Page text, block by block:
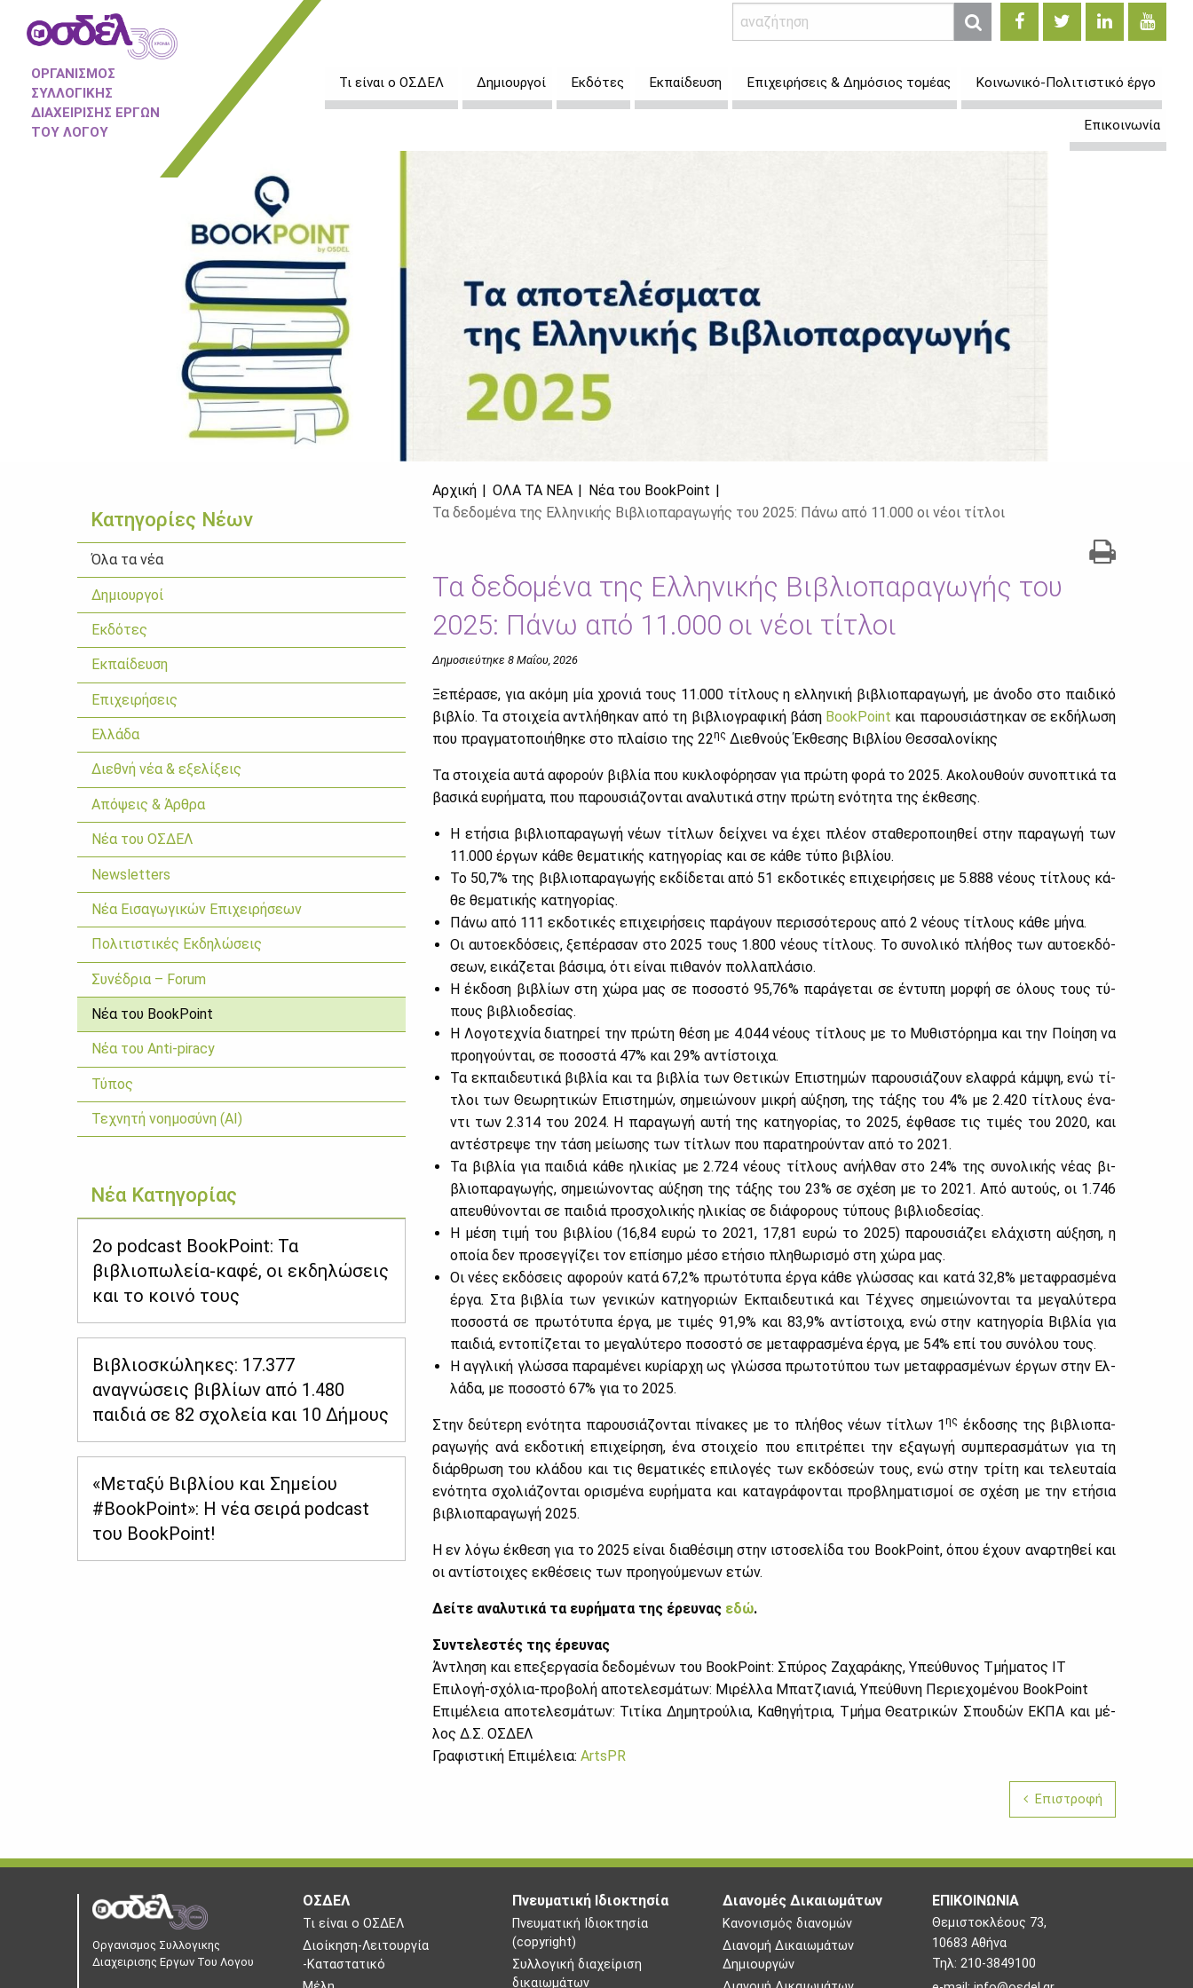
ΟΡΓΑΝΙΣΜΟΣ
ΣΥΛΛΟΓΙΚΗΣ
ΔΙΑΧΕΙΡΙΣΗΣ ΕΡΓΩΝ
ΤΟΥ ΛΟΓΟΥ
Τι είναι ο ΟΣΔΕΛ Δημιουργοί Εκδότες Εκπαίδευση Επιχειρήσεις & Δημόσιος τομέας Κοινωνικό-Πολιτιστικό έργο
Επικοινωνία
Κατηγορίες Νέων
Όλα τα νέα
Δημιουργοί
Εκδότες
Εκπαίδευση
Επιχειρήσεις
Ελλάδα
Διεθνή νέα & εξελίξεις
Απόψεις & Άρθρα
Νέα του ΟΣΔΕΛ
Newsletters
Νέα Εισαγωγικών Επιχειρήσεων
Πολιτιστικές Εκδηλώσεις
Συνέδρια – Forum
Νέα του BookPoint
Νέα του Anti-piracy
Τύπος
Τεχνητή νοημοσύνη (ΑΙ)
Νέα Κατηγορίας
2ο podcast BookPoint: Τα
βιβλιοπωλεία-καφέ, οι εκδηλώσεις
και το κοινό τους
Βιβλιοσκώληκες: 17.377
αναγνώσεις βιβλίων από 1.480
παιδιά σε 82 σχολεία και 10 Δήμους
«Μεταξύ Βιβλίου και Σημείου
#BookPoint»: Η νέα σειρά podcast
του BookPoint!
Αρχική ΌΛΑ ΤΑ ΝΈΑ
Νέα του BookPoint
Τα δεδομένα της Ελληνικής Βιβλιοπαραγωγής του 2025: Πάνω από 11.000 οι νέοι τίτλοι
Τα δεδομένα της Ελληνικής Βιβλιοπαραγωγής του
2025: Πάνω από 11.000 οι νέοι τίτλοι
Δημοσιεύτηκε 8 Μαΐου, 2026
Ξε­πέ­ρα­σε, για ακό­μη μία χρο­νιά τους 11.000 τί­τλους η ελ­λη­νι­κή βι­βλιο­πα­ρα­γω­γή, με άνο­δο στο παι­δι­κό
βι­βλίο. Τα στοι­χεία αντλή­θη­καν από τη βι­βλιο­γρα­φι­κή βά­ση BookPoint και πα­ρου­σιά­στη­καν σε εκ­δή­λω­ση
που πραγ­μα­το­ποι­ή­θη­κε στο πλαί­σιο της 22ης Διε­θνούς Έκ­θε­σης Βι­βλί­ου Θεσ­σα­λο­νί­κης
Τα στοι­χεία αυ­τά αφο­ρούν βι­βλία που κυ­κλο­φό­ρη­σαν για πρώ­τη φο­ρά το 2025. Ακο­λου­θούν συ­νο­πτι­κά τα
βα­σι­κά ευ­ρή­μα­τα, που πα­ρου­σιά­ζο­νται ανα­λυ­τι­κά στην πρώ­τη ενό­τη­τα της έκ­θε­σης.
Η ετή­σια βι­βλιο­πα­ρα­γω­γή νέ­ων τί­τλων δεί­χνει να έχει πλέ­ον στα­θε­ρο­ποι­η­θεί στην πα­ρα­γω­γή των
11.000 έρ­γων κά­θε θε­μα­τι­κής κα­τη­γο­ρί­ας και σε κά­θε τύ­πο βι­βλί­ου.
Το 50,7% της βι­βλιο­πα­ρα­γω­γής εκ­δί­δε­ται από 51 εκ­δο­τι­κές επι­χει­ρή­σεις με 5.888 νέ­ους τί­τλους κά­
θε θε­μα­τι­κής κα­τη­γο­ρί­ας.
Πά­νω από 111 εκ­δο­τι­κές επι­χει­ρή­σεις πα­ρά­γουν πε­ρισ­σό­τε­ρους από 2 νέ­ους τί­τλους κά­θε μή­να.
Οι αυ­το­εκ­δό­σεις, ξε­πέ­ρα­σαν στο 2025 τους 1.800 νέ­ους τί­τλους. Το συ­νο­λι­κό πλή­θος των αυ­το­εκ­δό­
σε­ων, ει­κά­ζε­ται βά­σι­μα, ότι εί­ναι πι­θα­νόν πολ­λα­πλά­σιο.
Η έκ­δο­ση βι­βλί­ων στη χώ­ρα μας σε πο­σο­στό 95,76% πα­ρά­γε­ται σε έντυ­πη μορ­φή σε όλους τους τύ­
πους βι­βλιο­δε­σί­ας.
Η Λο­γο­τε­χνία δια­τη­ρεί την πρώ­τη θέ­ση με 4.044 νέ­ους τί­τλους με το Μυ­θι­στό­ρη­μα και την Ποί­η­ση να
προη­γού­νται, σε πο­σο­στά 47% και 29% αντί­στοι­χα.
Τα εκ­παι­δευ­τι­κά βι­βλία και τα βι­βλία των Θε­τι­κών Επι­στη­μών πα­ρου­σιά­ζουν ελα­φρά κάμ­ψη, ενώ τί­
τλοι των Θε­ω­ρη­τι­κών Επι­στη­μών, ση­μειώ­νουν μι­κρή αύ­ξη­ση, της τά­ξης του 4% με 2.420 τί­τλους ένα­
ντι των 2.314 του 2024. Η πα­ρα­γω­γή αυ­τή της κα­τη­γο­ρί­ας, το 2025, έφθα­σε τις τι­μές του 2020, και
αντέ­στρε­ψε την τά­ση μεί­ω­σης των τί­τλων που πα­ρα­τη­ρού­νταν από το 2021.
Τα βι­βλία για παι­διά κά­θε ηλι­κί­ας με 2.724 νέ­ους τί­τλους ανήλ­θαν στο 24% της συ­νο­λι­κής νέ­ας βι­
βλιο­πα­ρα­γω­γής, ση­μειώ­νο­ντας αύ­ξη­ση της τά­ξης του 23% σε σχέ­ση με το 2021. Από αυ­τούς, οι 1.746
απευ­θύ­νο­νται σε παι­διά προ­σχο­λι­κής ηλι­κί­ας σε διά­φο­ρους τύ­πους βι­βλιο­δε­σί­ας.
Η μέ­ση τι­μή του βι­βλί­ου (16,84 ευ­ρώ το 2021, 17,81 ευ­ρώ το 2025) πα­ρου­σιά­ζει ελά­χι­στη αύ­ξη­ση, η
οποία δεν προ­σεγ­γί­ζει τον επί­ση­μο μέ­σο ετή­σιο πλη­θω­ρι­σμό στη χώ­ρα μας.
Οι νέ­ες εκ­δό­σεις αφο­ρούν κα­τά 67,2% πρω­τό­τυ­πα έρ­γα κά­θε γλώσ­σας και κα­τά 32,8% με­τα­φρα­σμέ­να
έρ­γα. Στα βι­βλία των γε­νι­κών κα­τη­γο­ριών Εκ­παι­δευ­τι­κά και Τέ­χνες ση­μειώ­νο­νται τα με­γα­λύ­τε­ρα
πο­σο­στά σε πρω­τό­τυ­πα έρ­γα, με τι­μές 91,9% και 83,9% αντί­στοι­χα, ενώ στην κα­τη­γο­ρία Βι­βλία για
παι­διά, εντο­πί­ζε­ται το με­γα­λύ­τε­ρο πο­σο­στό σε με­τα­φρα­σμέ­να έρ­γα, με 54% επί του συ­νό­λου τους.
Η αγ­γλι­κή γλώσ­σα πα­ρα­μέ­νει κυ­ρί­αρ­χη ως γλώσ­σα πρω­το­τύ­που των με­τα­φρα­σμέ­νων έρ­γων στην Ελ­
λά­δα, με πο­σο­στό 67% για το 2025.
Στην δεύ­τε­ρη ενό­τη­τα πα­ρου­σιά­ζο­νται πί­να­κες με το πλή­θος νέ­ων τί­τλων 1ης έκ­δο­σης της βι­βλιο­πα­
ρα­γω­γής ανά εκ­δο­τι­κή επι­χεί­ρη­ση, ένα στοι­χείο που επι­τρέ­πει την εξα­γω­γή συ­μπε­ρα­σμά­των για τη
διάρ­θρω­ση του κλά­δου και τις θε­μα­τι­κές επι­λο­γές των εκ­δό­σε­ών τους, ενώ στην τρί­τη και τε­λευ­ταία
ενό­τη­τα σχο­λιά­ζο­νται ορι­σμέ­να ευ­ρή­μα­τα και κα­τα­γρά­φο­νται προ­βλη­μα­τι­σμοί σε σχέ­ση με την ετή­σια
βι­βλιο­πα­ρα­γω­γή 2025.
Η εν λό­γω έκ­θε­ση για το 2025 εί­ναι δια­θέ­σι­μη στην ιστο­σε­λί­δα του BookPoint, όπου έχουν αναρ­τη­θεί και
οι αντί­στοι­χες εκ­θέ­σεις των προη­γού­με­νων ετών.
Δεί­τε ανα­λυ­τι­κά τα ευ­ρή­μα­τα της έρευ­νας εδώ.
Συ­ντε­λε­στές της έρευ­νας
Άντλη­ση και επε­ξερ­γα­σία δε­δο­μέ­νων του BookPoint: Σπύ­ρος Ζα­χα­ρά­κης, Υπεύ­θυ­νος Τμή­μα­τος ΙΤ
Επι­λο­γή-σχό­λια-προ­βο­λή απο­τε­λε­σμά­των: Μι­ρέλ­λα Μπα­τζια­νιά, Υπεύ­θυ­νη Πε­ριε­χο­μέ­νου BookPoint
Επι­μέ­λεια απο­τε­λε­σμά­των: Τι­τί­κα Δη­μη­τρού­λια, Κα­θη­γή­τρια, Τμή­μα Θε­α­τρι­κών Σπου­δών ΕΚ­ΠΑ και μέ­
λος Δ.Σ. ΟΣ­ΔΕΛ
Γρα­φι­στι­κή Επι­μέ­λεια: ArtsPR
Επιστροφή
Οργανισμος Συλλογικης
Διαχειρισης Εργων Του Λογου
ΟΣΔΕΛ
Τι είναι ο ΟΣΔΕΛ
Διοίκηση-Λειτουργία
-Καταστατικό
Πνευματική Ιδιοκτησία
Πνευματική Ιδιοκτησία
(copyright)
Συλλογική διαχείριση
δικαιωμάτων
Διανομές Δικαιωμάτων
Κανονισμός διανομών
Διανομή Δικαιωμάτων
Δημιουργών
ΕΠΙΚΟΙΝΩΝΙΑ
Θεμιστοκλέους 73,
10683 Αθήνα
Τηλ: 210-3849100